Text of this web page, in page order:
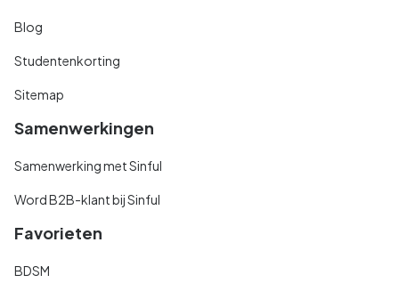
Blog
Studentenkorting
Sitemap
Samenwerkingen
Samenwerking met Sinful
Word B2B-klant bij Sinful
Favorieten
BDSM